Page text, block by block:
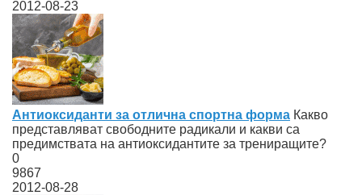
2012-08-23
Антиоксиданти за отлична спортна форма Какво
представляват свободните радикали и какви са
предимствата на антиоксидантите за трениращите?
0
9867
2012-08-28